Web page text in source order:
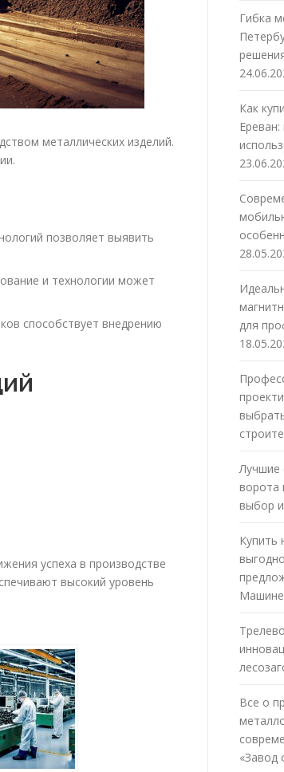
металлических изделий.
позволяет выявить
и технологии может
способствует внедрению
успеха в производстве
высокий уровень
Гибка
Как
для
Лучшие
ворота
выбор
Купить
Все о
«Завод